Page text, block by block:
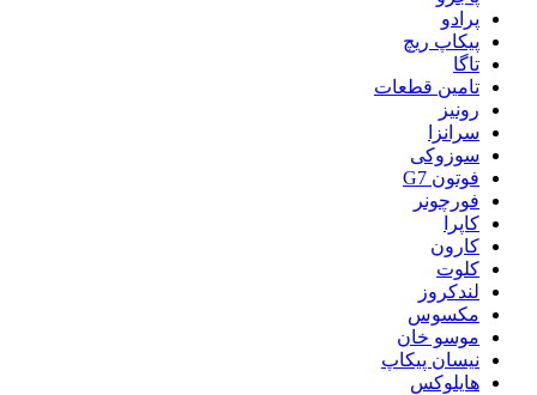
پرادو
پیکاپ ریچ
تاگا
تامین قطعات
رونیز
سرانزا
سوزوکی
فوتون G7
فورچونر
کاپرا
کارون
کلوت
لندکروز
مکسوس
موسو خان
نیسان پیکاپ
هایلوکس